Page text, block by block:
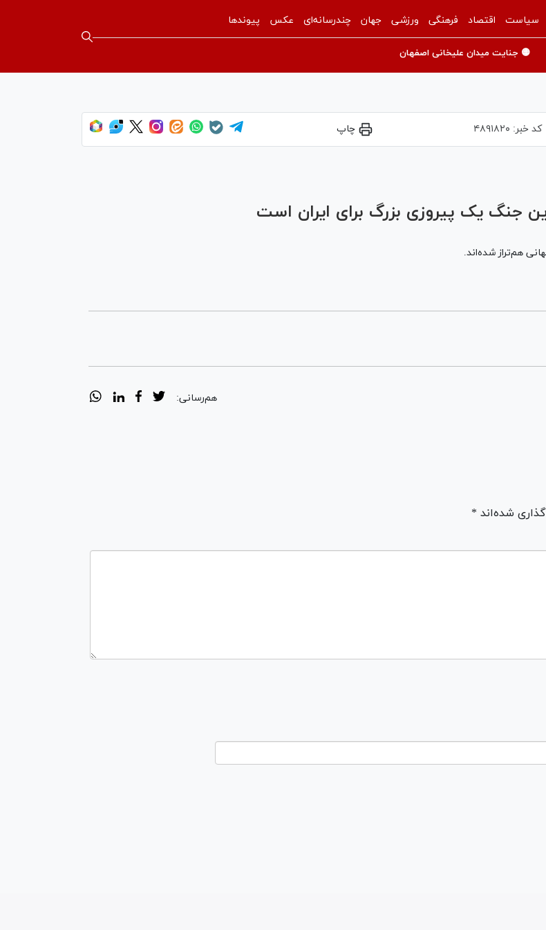
سیاست اقتصاد فرهنگی ورزشی جهان چندرسانه‌ای عکس پیوندها
🟡 جنایت میدان علیخانی اصفهان
کد خبر: ۴۸۹۱۸۲۰ چاپ
Video
جنگ یک پیروزی بزرگ برای ایران است
هم‌تراز شده‌اند‌.
هم‌رسانی:
شده‌اند *